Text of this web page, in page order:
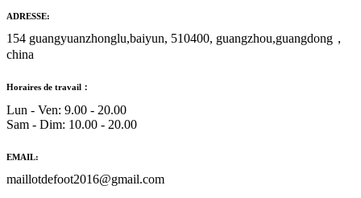
ADRESSE:
154 guangyuanzhonglu,baiyun, 510400, guangzhou,guangdong，
china
Horaires de travail：
Lun - Ven: 9.00 - 20.00
Sam - Dim: 10.00 - 20.00
EMAIL:
maillotdefoot2016@gmail.com